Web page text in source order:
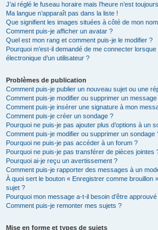
J’ai réglé le fuseau horaire mais l’heure n’est
Ma langue n’apparaît pas dans la liste !
Que signifient les images situées à côté de mon nom
Comment puis-je afficher un avatar ?
Quel est mon rang et comment puis-je le modifier ?
Pourquoi m’est-il demandé de me connecter
électronique d’un utilisateur ?
Problèmes de publication
Comment puis-je publier un nouveau sujet ou une
Comment puis-je modifier ou supprimer un message
Comment puis-je insérer une signature à mon
Comment puis-je créer un sondage ?
Pourquoi ne puis-je pas ajouter plus d’options à un
Comment puis-je modifier ou supprimer un sondage
Pourquoi ne puis-je pas accéder à un forum ?
Pourquoi ne puis-je pas transférer de pièces jointes
Pourquoi ai-je reçu un avertissement ?
Comment puis-je rapporter des messages à un
À quoi sert le bouton « Enregistrer comme brouillon
sujet ?
Pourquoi mon message a-t-il besoin d’être approuvé
Comment puis-je remonter mes sujets ?
Mise en forme et types de sujets